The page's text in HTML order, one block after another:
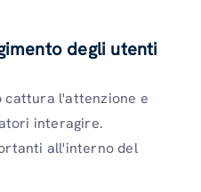
degli utenti
cattura l'attenzione e
interagire.
all'interno del